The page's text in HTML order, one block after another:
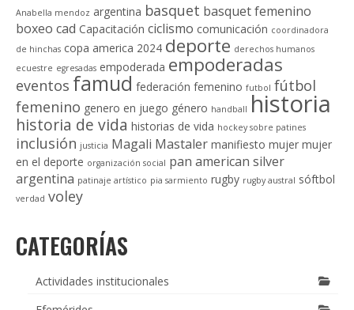
Anabella mendoz argentina basquet basquet femenino
boxeo cad Capacitación ciclismo comunicación coordinadora
de hinchas copa america 2024 deporte derechos humanos
ecuestre egresadas empoderada empoderadas
eventos famud federación femenino futbol fútbol
femenino genero en juego género handball historia
historia de vida historias de vida hockey sobre patines
inclusión justicia Magali Mastaler manifiesto mujer mujer
en el deporte organización social pan american silver
argentina patinaje artístico pia sarmiento rugby rugby austral sóftbol
verdad voley
CATEGORÍAS
Actividades institucionales